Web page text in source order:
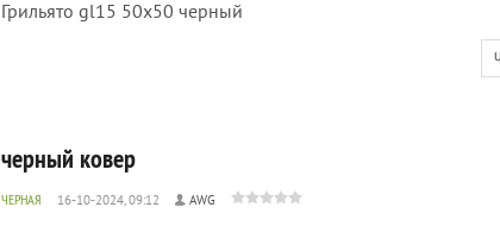
Грильято gl15 50х50 черный
черный ковер
ЧЕРНАЯ 16-10-2024, 09:12 AWG